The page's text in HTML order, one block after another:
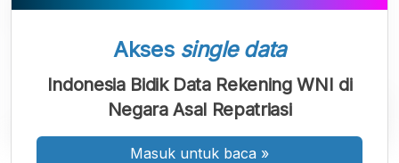
Akses single data
Indonesia Bidik Data Rekening WNI di
Negara Asal Repatriasi
Masuk untuk baca »